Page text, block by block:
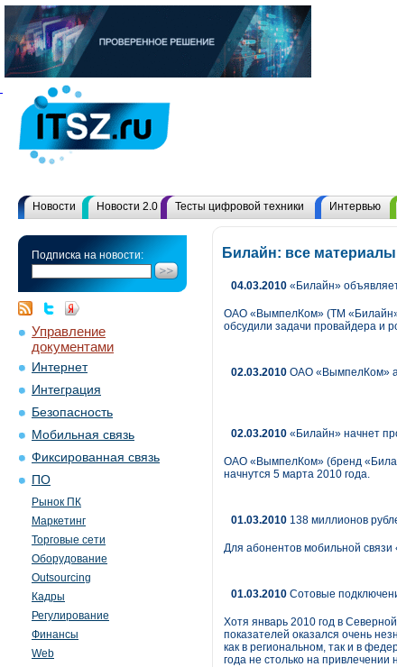
Новости Новости 2.0 Тесты цифровой техники Интервью
Подписка на новости:
Управление
документами
Интернет
Интеграция
Безопасность
Мобильная связь
Фиксированная связь
ПО
Рынок ПК
Маркетинг
Торговые сети
Оборудование
Outsourcing
Кадры
Регулирование
Финансы
Web
Билайн: все
04.03.2010 «Билайн»
ОАО «ВымпелКом» (ТМ «Билайн»)
обсудили задачи провайдера и
02.03.2010 ОАО «ВымпелКом»
02.03.2010 «Билайн» начнет
ОАО «ВымпелКом» (бренд
начнутся 5 марта 2010 года.
01.03.2010 138 миллионов
Для абонентов мобильной
01.03.2010 Сотовые
Хотя январь 2010 год в
показателей оказался очень
как в региональном, так и в
года не столько на